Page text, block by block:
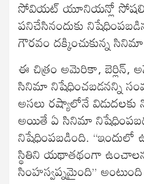
సోవియట్‍ యూనియన్లో
పనిచేసినందుకు
గౌరవం దక్కించుకున్న
ఈ చిత్రం అమెరికా, బెర్లిన్‍,
సినిమా నిషేధించబడనన్ని
అసలు రష్యాలోనే
అయితే ఏ సినిమా
నిషేధింపబడింది.
స్థితిని యథాతథంగా
సింహస్వప్నమైంది”